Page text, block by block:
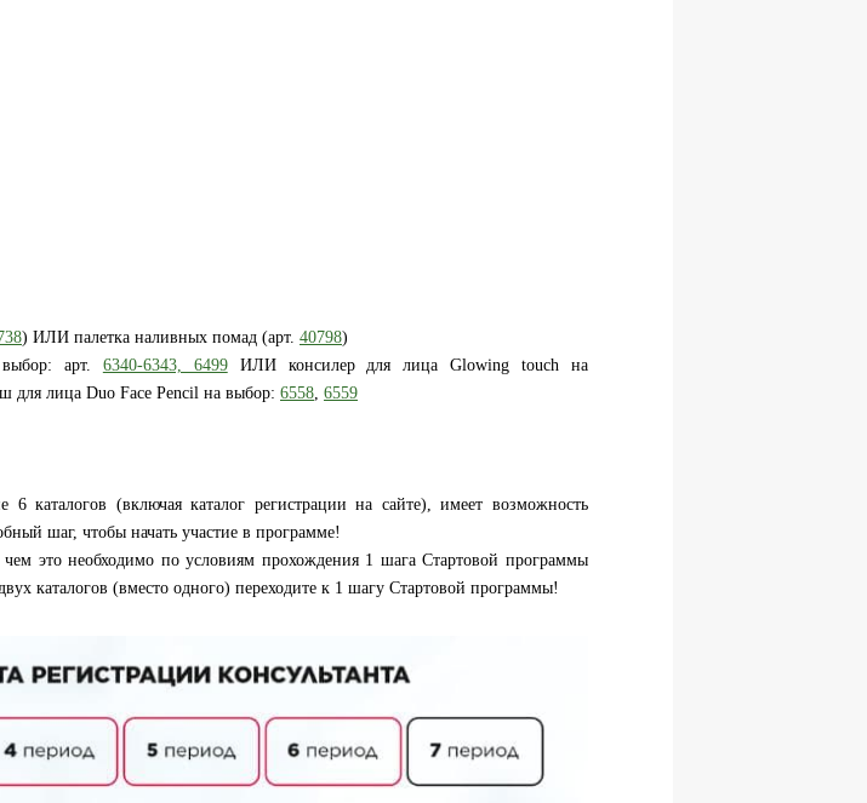
) ИЛИ палетка наливных помад (арт. 40798)
арт. 6340-6343, 6499ИЛИ консилер для лица Glowing touch на
для лица Duo Face Pencil на выбор: 6558, 6559
каталогов (включая каталог регистрации на сайте), имеет возможность
шаг, чтобы начать участие в программе!
это необходимо по условиям прохождения 1 шага Стартовой программы
каталогов (вместо одного) переходите к 1 шагу Стартовой программы!